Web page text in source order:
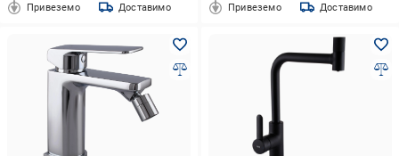
Привеземо Доставимо Привеземо Доставимо